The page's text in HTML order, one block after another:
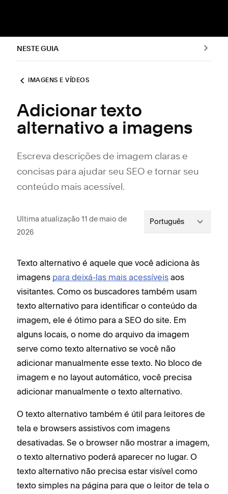
NESTE GUIA
IMAGENS E VÍDEOS
Adicionar texto
alternativo a imagens
Escreva descrições de imagem claras e
concisas para ajudar seu SEO e tornar seu
conteúdo mais acessível.
Ultima atualização 11 de maio de
2026
Português
Texto alternativo é aquele que você adiciona às
imagens para deixá-las mais acessíveis aos
visitantes. Como os buscadores também usam
texto alternativo para identificar o conteúdo da
imagem, ele é ótimo para a SEO do site. Em
alguns locais, o nome do arquivo da imagem
serve como texto alternativo se você não
adicionar manualmente esse texto. No bloco de
imagem e no layout automático, você precisa
adicionar manualmente o texto alternativo.
O texto alternativo também é útil para leitores de
tela e browsers assistivos com imagens
desativadas. Se o browser não mostrar a imagem,
o texto alternativo poderá aparecer no lugar. O
texto alternativo não precisa estar visível como
texto simples na página para que o leitor de tela o